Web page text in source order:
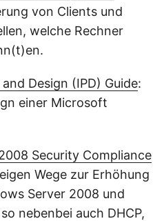
von Clients und
welche Rechner
Design (IPD) Guide:
einer Microsoft
Security Compliance
Wege zur Erhöhung
Server 2008 und
nebenbei auch DHCP,